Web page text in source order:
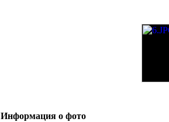
Информация о фото